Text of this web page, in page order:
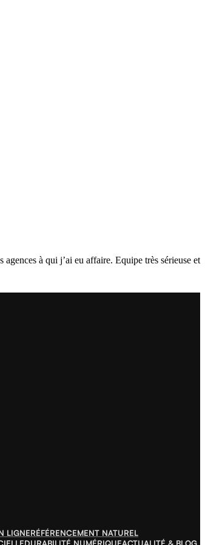
à qui j’ai eu affaire. Equipe très sérieuse et
LIGNERÉFÉRENCEMENT NATUREL